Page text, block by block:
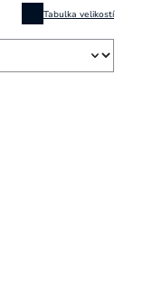
Tabulka velikostí